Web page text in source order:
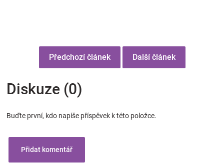
Předchozí článek Další článek
Diskuze (0)
Buďte první, kdo napíše příspěvek k této položce.
Přidat komentář